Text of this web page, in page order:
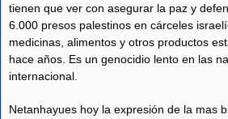
tienen que ver con asegurar la paz y
6.000 presos palestinos en cárceles
medicinas, alimentos y otros productos
hace años. Es un genocidio lento en las
internacional.
Netanhayues hoy la expresión de la mas